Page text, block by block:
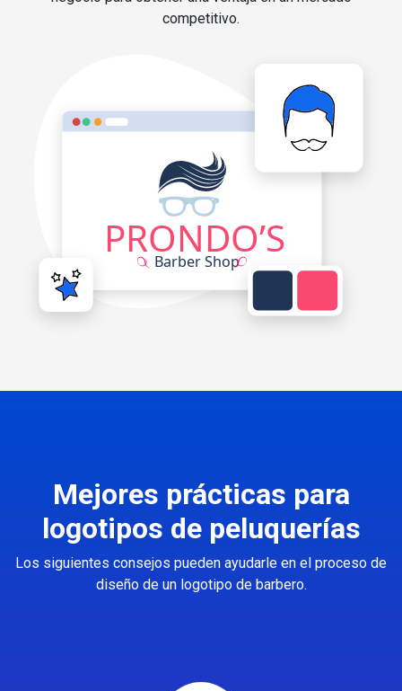
competitivo.
Mejores prácticas para
logotipos de peluquerías
Los siguientes consejos pueden ayudarle en el proceso de
diseño de un logotipo de barbero.